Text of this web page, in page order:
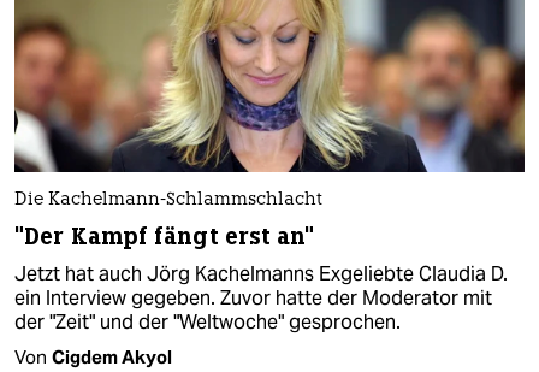
Die Kachelmann-Schlammschlacht
"Der Kampf fängt erst an"
Jetzt hat auch Jörg Kachelmanns Exgeliebte Claudia D.
ein Interview gegeben. Zuvor hatte der Moderator mit
der "Zeit" und der "Weltwoche" gesprochen.
Von Cigdem Akyol